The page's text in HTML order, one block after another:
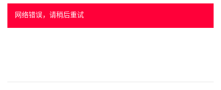
网络错误，请稍后重试